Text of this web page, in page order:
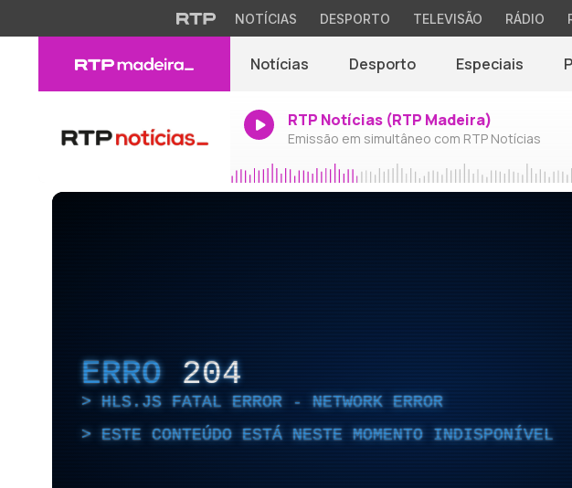
NOTÍCIAS DESPORTO TELEVISÃO RÁDIO
Notícias Desporto Especiais
RTP Notícias (RTP Madeira)
Emissão em simultâneo com RTP Notícias
ERRO 204
HLS.JS FATAL ERROR - NETWORK ERROR
ESTE CONTEÚDO ESTÁ NESTE MOMENTO INDISPONÍVEL